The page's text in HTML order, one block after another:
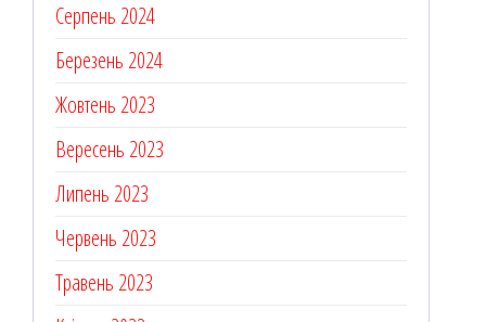
Серпень 2024
Березень 2024
Жовтень 2023
Вересень 2023
Липень 2023
Червень 2023
Травень 2023